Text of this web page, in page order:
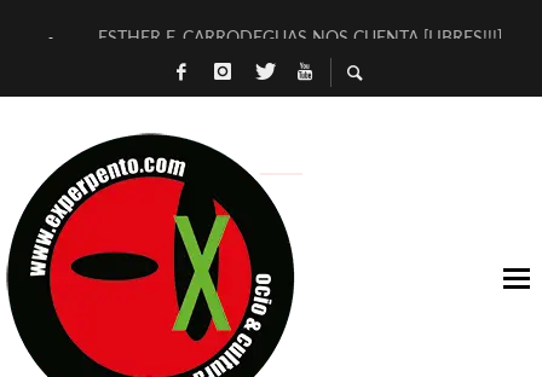
ESTHER F. CARRODEGUAS NOS CUENTA [LIBRES!!!]
[TERRA DE GUAPES] DE SANDRA MONFORT
TIMBRE 4, LA ESCUELA DEL DIRECTOR TEATRAL CLAUDIO
30 AÑOS (NO ES NADA) DE LA KATARSIS DEL TOMATAZO
MILITARES JUDÍAS EN #EXVITA
D’BALDOMEROS REINVENTAN [BITÁCORA 3.0] EN EXVITA
MARSHALL FLASH PRESENTA EN EXVITA [RELATIVA